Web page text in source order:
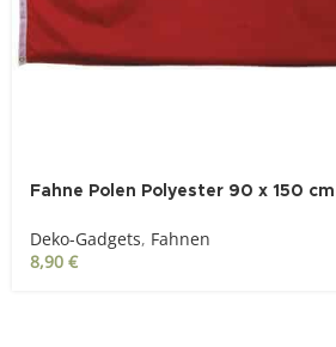
Fahne Polen Polyester 90 x 150 cm
Deko-Gadgets, Fahnen
8,90 €